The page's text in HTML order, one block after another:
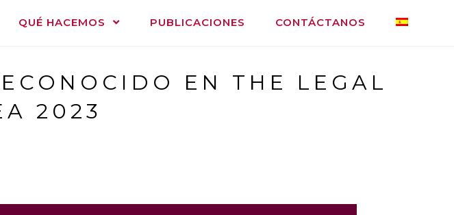
QUÉ HACEMOS PUBLICACIONES CONTÁCTANOS
EN THE LEGAL
2023